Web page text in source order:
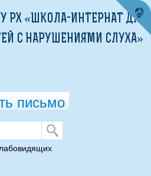
РХ «ШКОЛА-ИНТЕРНАТ ДЛЯ
С НАРУШЕНИЯМИ СЛУХА»
письмо